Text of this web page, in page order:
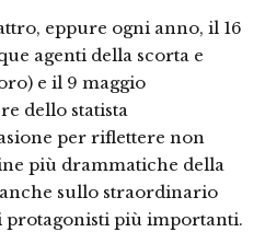
eppure ogni anno, il 16
agenti della scorta e
e il 9 maggio
dello statista
per riflettere non
più drammatiche della
sullo straordinario
protagonisti più importanti.